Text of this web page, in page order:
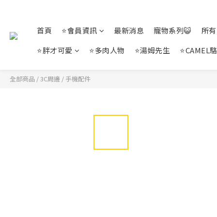
首頁 ⭐會員資訊 最新消息 寵物系列😺
所
⭐胖才可愛
⭐多肉人物 ⭐湯姆先生 ⭐CAMEL
全部商品 /3C周邊 /手機配件